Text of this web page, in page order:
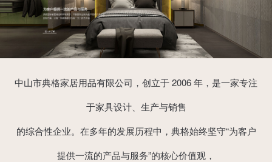
中山市典格家居用品有限公司，创立于 2006 年，是一家专注
于家具设计、生产与销售
的综合性企业。在多年的发展历程中，典格始终坚守“为客户
提供一流的产品与服务”的核心价值观，